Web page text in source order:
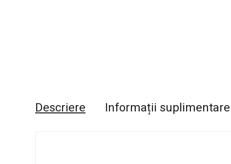
Descriere Informații suplimentare